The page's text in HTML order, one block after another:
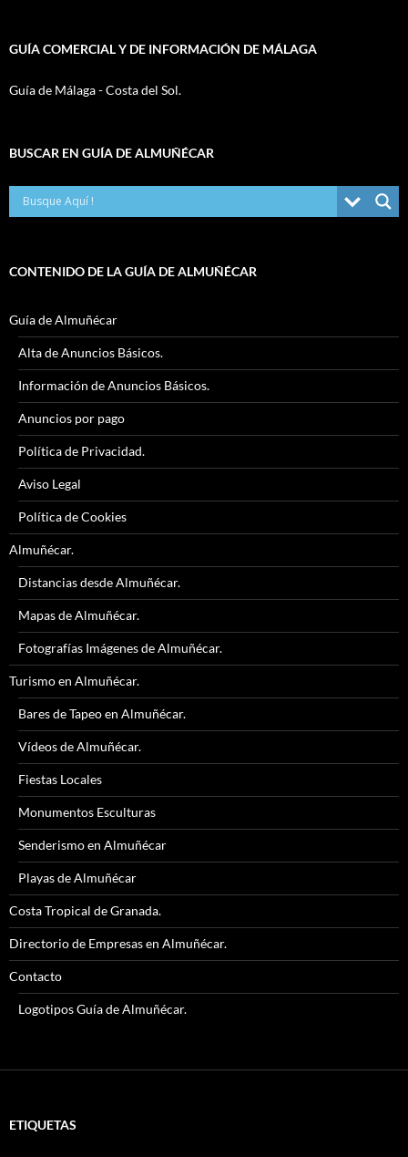
GUÍA COMERCIAL Y DE INFORMACIÓN DE MÁLAGA
Guía de Málaga - Costa del Sol.
BUSCAR EN GUÍA DE ALMUÑÉCAR
CONTENIDO DE LA GUÍA DE ALMUÑÉCAR
Guía de Almuñécar
Alta de Anuncios Básicos.
Información de Anuncios Básicos.
Anuncios por pago
Política de Privacidad.
Aviso Legal
Política de Cookies
Almuñécar.
Distancias desde Almuñécar.
Mapas de Almuñécar.
Fotografías Imágenes de Almuñécar.
Turismo en Almuñécar.
Bares de Tapeo en Almuñécar.
Vídeos de Almuñécar.
Fiestas Locales
Monumentos Esculturas
Senderismo en Almuñécar
Playas de Almuñécar
Costa Tropical de Granada.
Directorio de Empresas en Almuñécar.
Contacto
Logotipos Guía de Almuñécar.
ETIQUETAS